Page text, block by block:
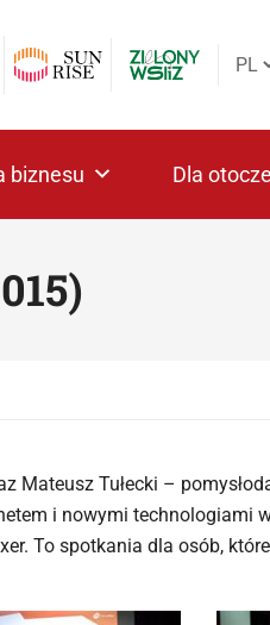
biznesu Dla
Mateusz Tułecki –
i nowymi technologiami
To spotkania dla osób, które